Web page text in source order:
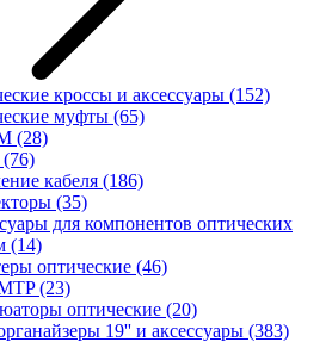
кроссы и аксессуары (152)
муфты (65)
(28)
(76)
кабеля (186)
(35)
для компонентов оптических
(14)
оптические (46)
(23)
оптические (20)
19'' и аксессуары (383)